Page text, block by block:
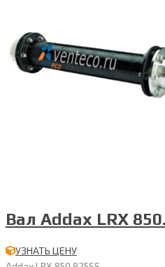
Вал Addax LRX
УЗНАТЬ ЦЕНУ